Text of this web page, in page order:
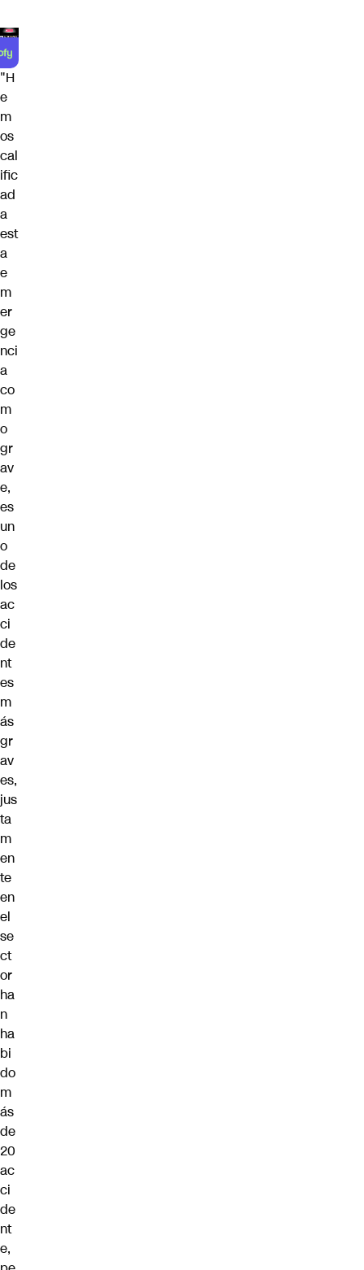
"H
e
m
os
cal
ific
ad
a
est
a
e
m
er
ge
nci
a
co
m
o
gr
av
e,
es
un
o
de
los
ac
ci
de
nt
es
m
ás
gr
av
es,
jus
ta
m
en
te
en
el
se
ct
or
ha
n
ha
bi
do
m
ás
de
20
ac
ci
de
nt
e,